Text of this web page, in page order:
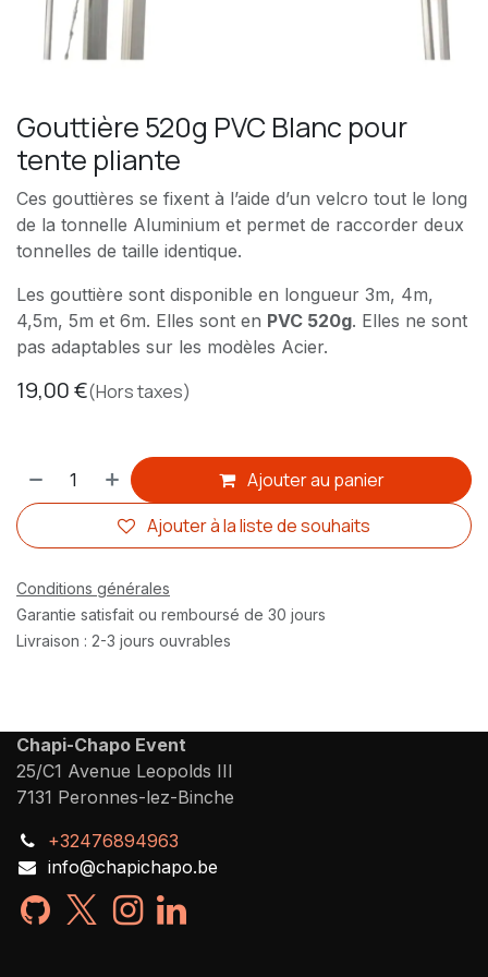
Gouttière 520g PVC Blanc pour
tente pliante
Ces gouttières se fixent à l’aide d’un velcro tout le long
de la tonnelle Aluminium et permet de raccorder deux
tonnelles de taille identique.
Les gouttière sont disponible en longueur 3m, 4m,
4,5m, 5m et 6m. Elles sont en PVC 520g. Elles ne sont
pas adaptables sur les modèles Acier.
19,00€(Hors taxes)
Ajouter au panier
Ajouter à la liste de souhaits
Conditions générales
Garantie satisfait ou remboursé de 30 jours
Livraison : 2-3 jours ouvrables
Chapi-Chapo Event
25/C1 Avenue Leopolds III
7131 Peronnes-lez-Binche
+32476894963
info@chapichapo.be